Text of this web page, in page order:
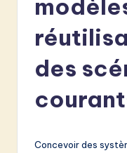
des
Concevoir des